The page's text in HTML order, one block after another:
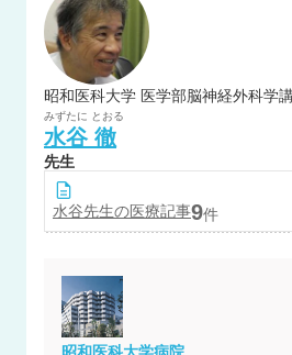
昭和医科大学 医学部脳神経外科学
みずたに とおる
水谷 徹
先生
水谷先生の医療記事9件